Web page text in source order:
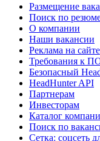
Размещение
Поиск по
О компании
Наши вакансии
Реклама на сайте
Требования к
Безопасный
HeadHunter API
Партнерам
Инвесторам
Каталог
Поиск по
Сетка: соцсеть